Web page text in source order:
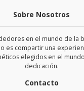
Sobre Nosotros
en el mundo de la
es compartir una
elegidos en el
dedicación.
Contacto